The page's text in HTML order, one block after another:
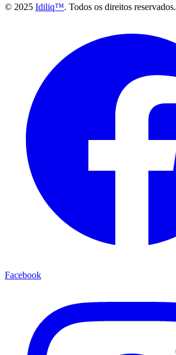
© 2025 Idiliq™. Todos os direitos reservados.
Facebook